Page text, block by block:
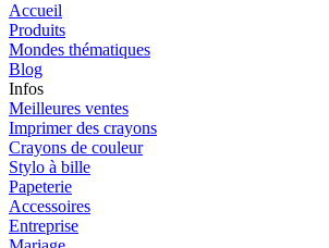
Accueil
Produits
Mondes thématiques
Blog
Infos
Meilleures ventes
Imprimer des crayons
Crayons de couleur
Stylo à bille
Papeterie
Accessoires
Entreprise